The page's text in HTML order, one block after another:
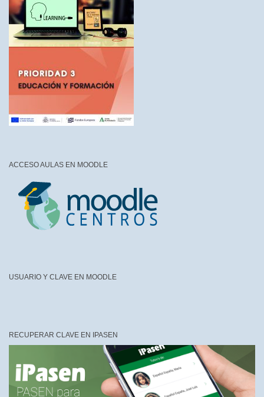
ACCESO AULAS EN MOODLE
USUARIO Y CLAVE EN MOODLE
RECUPERAR CLAVE EN IPASEN